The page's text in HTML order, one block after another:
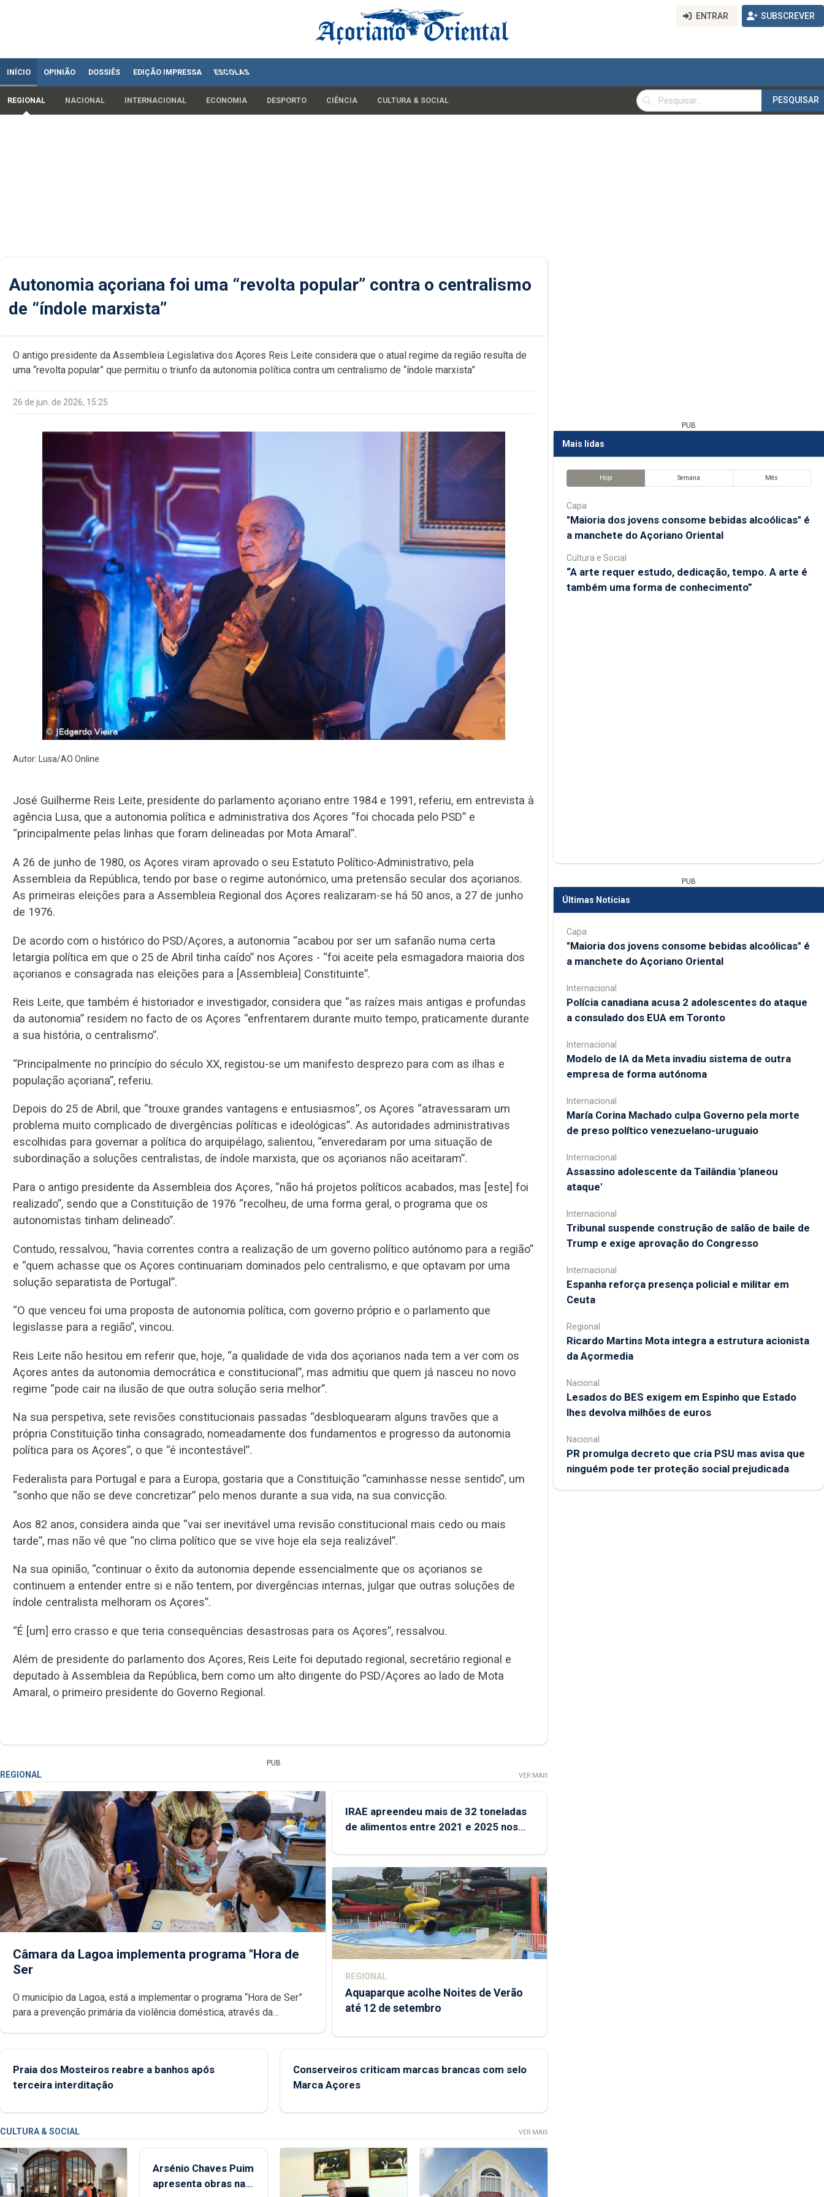
ENTRAR SUBSCREVER
INÍCIO OPINIÃO DOSSIÊS EDIÇÃO IMPRESSA ESCOLAS
REGIONAL NACIONAL INTERNACIONAL ECONOMIA DESPORTO CIÊNCIA CULTURA & SOCIAL
PESQUISAR
PESQUISAR
Autonomia açoriana foi uma “revolta popular” contra o centralismo
de “índole marxista”
O antigo presidente da Assembleia Legislativa dos Açores Reis Leite considera que o atual regime da região resulta de
uma “revolta popular” que permitiu o triunfo da autonomia política contra um centralismo de “índole marxista”
26 de jun. de 2026, 15:25
Autor: Lusa/AO Online
José Guilherme Reis Leite, presidente do parlamento açoriano entre 1984 e 1991, referiu, em entrevista à
agência Lusa, que a autonomia política e administrativa dos Açores “foi chocada pelo PSD” e
“principalmente pelas linhas que foram delineadas por Mota Amaral”.
A 26 de junho de 1980, os Açores viram aprovado o seu Estatuto Político-Administrativo, pela
Assembleia da República, tendo por base o regime autonómico, uma pretensão secular dos açorianos.
As primeiras eleições para a Assembleia Regional dos Açores realizaram-se há 50 anos, a 27 de junho
de 1976.
De acordo com o histórico do PSD/Açores, a autonomia “acabou por ser um safanão numa certa
letargia política em que o 25 de Abril tinha caído” nos Açores - “foi aceite pela esmagadora maioria dos
açorianos e consagrada nas eleições para a [Assembleia] Constituinte”.
Reis Leite, que também é historiador e investigador, considera que “as raízes mais antigas e profundas
da autonomia” residem no facto de os Açores “enfrentarem durante muito tempo, praticamente durante
a sua história, o centralismo”.
“Principalmente no princípio do século XX, registou-se um manifesto desprezo para com as ilhas e
população açoriana”, referiu.
Depois do 25 de Abril, que “trouxe grandes vantagens e entusiasmos”, os Açores “atravessaram um
problema muito complicado de divergências políticas e ideológicas”. As autoridades administrativas
escolhidas para governar a política do arquipélago, salientou, “enveredaram por uma situação de
subordinação a soluções centralistas, de índole marxista, que os açorianos não aceitaram”.
Para o antigo presidente da Assembleia dos Açores, “não há projetos políticos acabados, mas [este] foi
realizado”, sendo que a Constituição de 1976 “recolheu, de uma forma geral, o programa que os
autonomistas tinham delineado”.
Contudo, ressalvou, “havia correntes contra a realização de um governo político autónomo para a região”
e “quem achasse que os Açores continuariam dominados pelo centralismo, e que optavam por uma
solução separatista de Portugal”.
“O que venceu foi uma proposta de autonomia política, com governo próprio e o parlamento que
legislasse para a região”, vincou.
Reis Leite não hesitou em referir que, hoje, “a qualidade de vida dos açorianos nada tem a ver com os
Açores antes da autonomia democrática e constitucional”, mas admitiu que quem já nasceu no novo
regime “pode cair na ilusão de que outra solução seria melhor”.
Na sua perspetiva, sete revisões constitucionais passadas “desbloquearam alguns travões que a
própria Constituição tinha consagrado, nomeadamente dos fundamentos e progresso da autonomia
política para os Açores”, o que “é incontestável”.
Federalista para Portugal e para a Europa, gostaria que a Constituição “caminhasse nesse sentido”, um
“sonho que não se deve concretizar” pelo menos durante a sua vida, na sua convicção.
Aos 82 anos, considera ainda que “vai ser inevitável uma revisão constitucional mais cedo ou mais
tarde”, mas não vê que “no clima político que se vive hoje ela seja realizável”.
Na sua opinião, “continuar o êxito da autonomia depende essencialmente que os açorianos se
continuem a entender entre si e não tentem, por divergências internas, julgar que outras soluções de
índole centralista melhoram os Açores”.
“É [um] erro crasso e que teria consequências desastrosas para os Açores”, ressalvou.
Além de presidente do parlamento dos Açores, Reis Leite foi deputado regional, secretário regional e
deputado à Assembleia da República, bem como um alto dirigente do PSD/Açores ao lado de Mota
Amaral, o primeiro presidente do Governo Regional.
PUB
REGIONAL VER MAIS
Câmara da Lagoa implementa programa "Hora de
Ser
O município da Lagoa, está a implementar o programa “Hora de Ser”
para a prevenção primária da violência doméstica, através da
IRAE apreendeu mais de 32 toneladas
de alimentos entre 2021 e 2025 nos
REGIONAL
Aquaparque acolhe Noites de Verão
até 12 de setembro
Praia dos Mosteiros reabre a banhos após
terceira interditação
Conserveiros criticam marcas brancas com selo
Marca Açores
CULTURA & SOCIAL VER MAIS
Arsénio Chaves Puim
apresenta obras na
PUB
Mais lidas
Hoje Semana Mês
Capa
"Maioria dos jovens consome bebidas alcoólicas" é
a manchete do Açoriano Oriental
Cultura e Social
“A arte requer estudo, dedicação, tempo. A arte é
também uma forma de conhecimento”
PUB
Últimas Notícias
Capa
"Maioria dos jovens consome bebidas alcoólicas" é
a manchete do Açoriano Oriental
Internacional
Polícia canadiana acusa 2 adolescentes do ataque
a consulado dos EUA em Toronto
Internacional
Modelo de IA da Meta invadiu sistema de outra
empresa de forma autónoma
Internacional
María Corina Machado culpa Governo pela morte
de preso político venezuelano-uruguaio
Internacional
Assassino adolescente da Tailândia 'planeou
ataque'
Internacional
Tribunal suspende construção de salão de baile de
Trump e exige aprovação do Congresso
Internacional
Espanha reforça presença policial e militar em
Ceuta
Regional
Ricardo Martins Mota integra a estrutura acionista
da Açormedia
Nacional
Lesados do BES exigem em Espinho que Estado
lhes devolva milhões de euros
Nacional
PR promulga decreto que cria PSU mas avisa que
ninguém pode ter proteção social prejudicada